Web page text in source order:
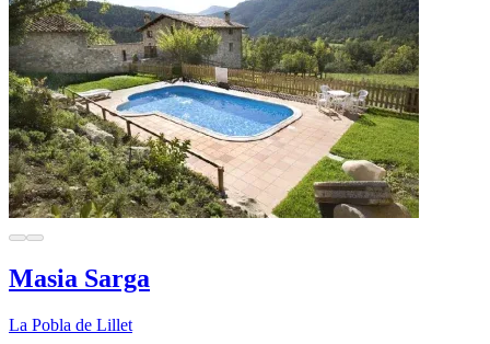
Masia Sarga
La Pobla de Lillet